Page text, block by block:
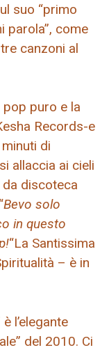
suo “primo
parola”, come
canzoni al
pop puro e la
Records-e
di
allaccia ai cieli
discoteca
Bevo solo
in questo
“La Santissima
– è in
l’elegante
del 2010. Ci